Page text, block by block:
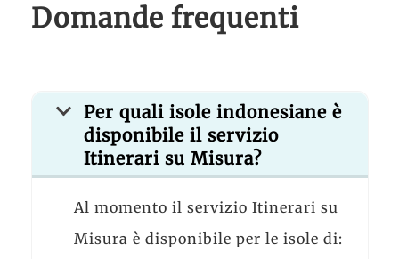
Domande frequenti
Per quali isole indonesiane è
disponibile il servizio
Itinerari su Misura?
Al momento il servizio Itinerari su
Misura è disponibile per le isole di: